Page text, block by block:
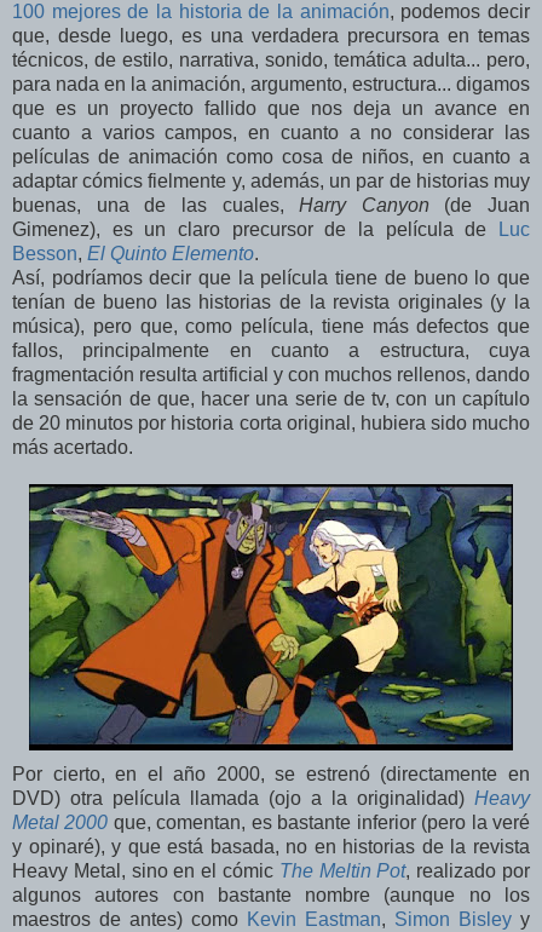
100 mejores de la historia de la animación, podemos decir
que, desde luego, es una verdadera precursora en temas
técnicos, de estilo, narrativa, sonido, temática adulta... pero,
para nada en la animación, argumento, estructura... digamos
que es un proyecto fallido que nos deja un avance en
cuanto a varios campos, en cuanto a no considerar las
películas de animación como cosa de niños, en cuanto a
adaptar cómics fielmente y, además, un par de historias muy
buenas, una de las cuales,Harry Canyon (de Juan
Gimenez), es un claro precursor de la película de
Luc
Besson, El Quinto Elemento.
Así, podríamos decir que la película tiene de bueno lo que
tenían de bueno las historias de la revista originales (y la
música), pero que, como película, tiene más defectos que
fallos, principalmente en cuanto a estructura, cuya
fragmentación resulta artificial y con muchos rellenos, dando
la sensación de que, hacer una serie de tv, con un capítulo
de 20 minutos por historia corta original, hubiera sido mucho
más acertado.
Por cierto, en el año 2000, se estrenó (directamente en
DVD) otra película llamada (ojo a la originalidad) Heavy
Metal 2000 que, comentan, es bastante inferior (pero la veré
y opinaré), y que está basada, no en historias de la revista
Heavy Metal, sino en el cómic The Meltin Pot, realizado por
algunos autores con bastante nombre (aunque no los
maestros de antes) como Kevin Eastman, Simon Bisley y